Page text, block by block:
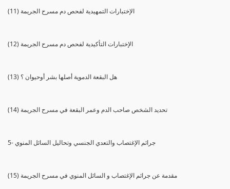
(11) الإختبارات التمهيدية لفحص دم مسرح الجريمة
(12) الإختبارات التأكيدية لفحص دم مسرح الجريمة
(13) هل البقعة الدموية أصلها بشر أوحيوان ؟
(14) تحديد الشخص صاحب الدم وعمر البقعة في مسرح الجريمة
5- جرائم الإغتصاب والتعدي الجنسي وتحاليل السائل المنوي
(15) مقدمة عن جرائم الإغتصاب و السائل المنوي في مسرح الجريمة